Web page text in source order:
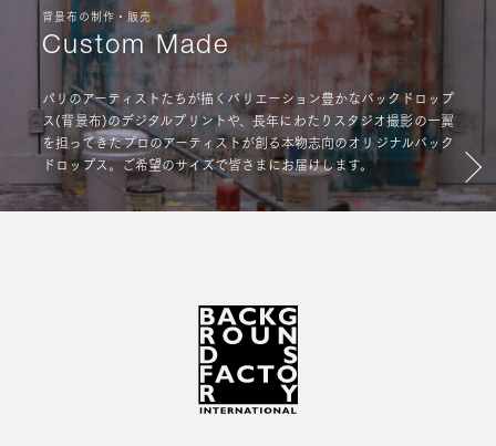
背景布の制作・販売
Custom Made
パリのアーティストたちが描くバリエーション豊かなバックドロップ
ス(背景布)のデジタルプリントや、長年にわたりスタジオ撮影の一翼
を担ってきたプロのアーティストが創る本物志向のオリジナルバック
ドロップス。ご希望のサイズで皆さまにお届けします。